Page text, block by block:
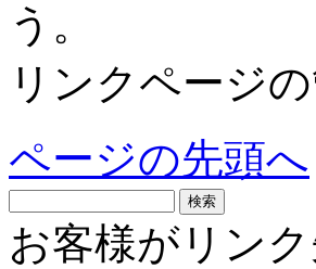
う。
リンクページ
ページの先頭へ
お客様がリン